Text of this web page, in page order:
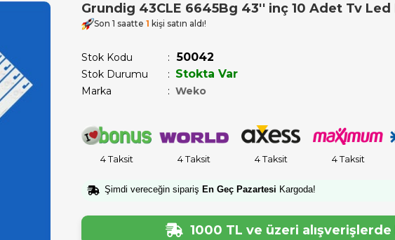
Grundig 43CLE 6645Bg 43'' inç 10 Adet Tv Led
Son 1 saatte 1 kişi satın aldı!
Stok Kodu 50042
Stok Durumu : Stokta Var
Marka : Weko
4 Taksit 4 Taksit 4 Taksit 4 Taksit
Şimdi vereceğin sipariş En Geç Pazartesi Kargoda!
1000 TL ve üzeri alışverişlerde